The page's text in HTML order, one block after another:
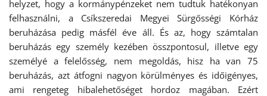
helyzet, hogy a kormánypénzeket nem tudtuk hatékonyan
felhasználni, a Csíkszeredai Megyei Sürgősségi Kórház
beruházása pedig másfél éve áll. És az, hogy számtalan
beruházás egy személy kezében összpontosul, illetve egy
személyé a felelősség, nem megoldás, hisz ha van 75
beruházás, azt átfogni nagyon körülményes és időigényes,
ami rengeteg hibalehetőséget hordoz magában. Ezért